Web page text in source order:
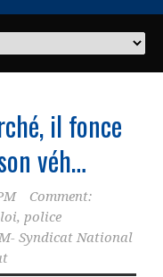
il fonce
véh…
Comment:
, police
Syndicat National